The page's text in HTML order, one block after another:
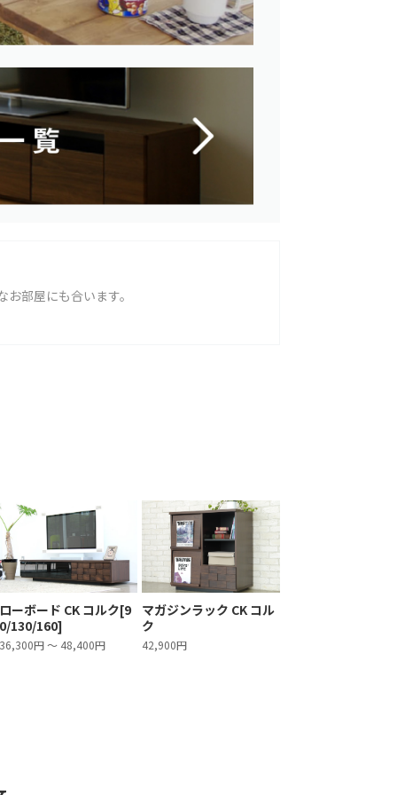
部屋にも合います。
ローボード CK コルク[9
0/130/160]
36,300円 ～ 48,400円
マガジンラック CK コル
ク
42,900円